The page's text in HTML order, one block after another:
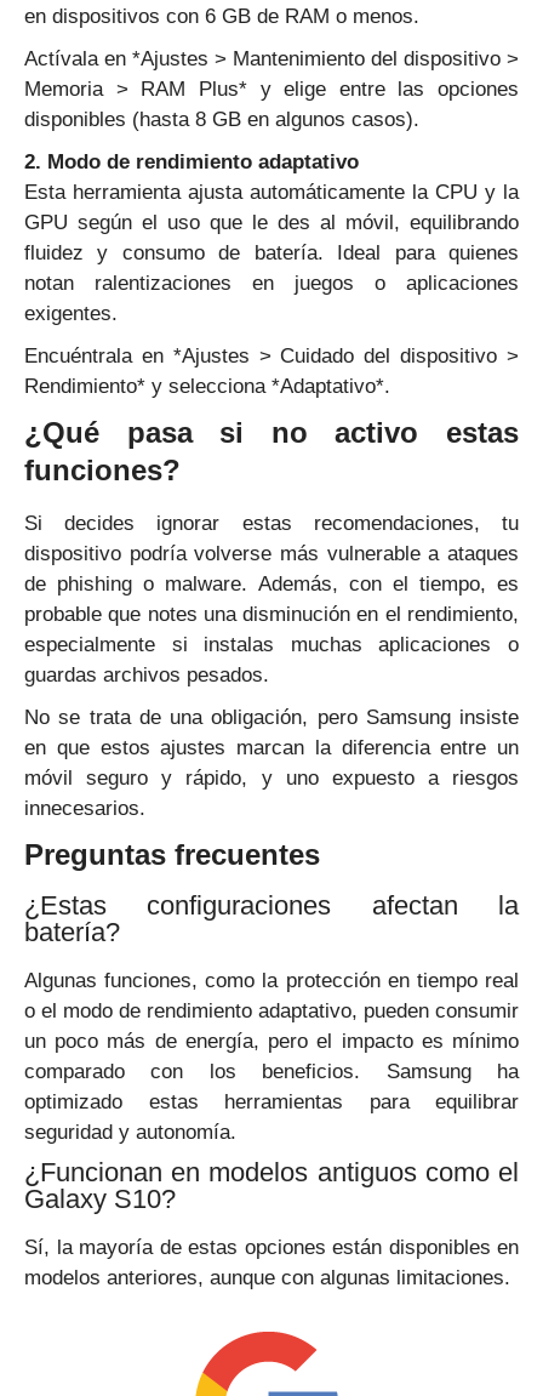
en dispositivos con 6 GB de RAM o menos.
Actívala en *Ajustes > Mantenimiento del dispositivo >
Memoria > RAM Plus* y elige entre las opciones
disponibles (hasta 8 GB en algunos casos).
2. Modo de rendimiento adaptativo
Esta herramienta ajusta automáticamente la CPU y la
GPU según el uso que le des al móvil, equilibrando
fluidez y consumo de batería. Ideal para quienes
notan ralentizaciones en juegos o aplicaciones
exigentes.
Encuéntrala en *Ajustes > Cuidado del dispositivo >
Rendimiento* y selecciona *Adaptativo*.
¿Qué pasa si no activo estas
funciones?
Si decides ignorar estas recomendaciones, tu
dispositivo podría volverse más vulnerable a ataques
de phishing o malware. Además, con el tiempo, es
probable que notes una disminución en el rendimiento,
especialmente si instalas muchas aplicaciones o
guardas archivos pesados.
No se trata de una obligación, pero Samsung insiste
en que estos ajustes marcan la diferencia entre un
móvil seguro y rápido, y uno expuesto a riesgos
innecesarios.
Preguntas frecuentes
¿Estas configuraciones afectan la
batería?
Algunas funciones, como la protección en tiempo real
o el modo de rendimiento adaptativo, pueden consumir
un poco más de energía, pero el impacto es mínimo
comparado con los beneficios. Samsung ha
optimizado estas herramientas para equilibrar
seguridad y autonomía.
¿Funcionan en modelos antiguos como el
Galaxy S10?
Sí, la mayoría de estas opciones están disponibles en
modelos anteriores, aunque con algunas limitaciones.